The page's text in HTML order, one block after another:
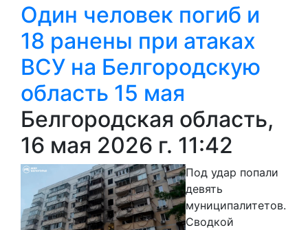
Один человек погиб и
18 ранены при атаках
ВСУ на Белгородскую
область 15 мая
Белгородская область,
16 мая 2026 г. 11:42
Под удар попали
девять
муниципалитетов.
Сводкой